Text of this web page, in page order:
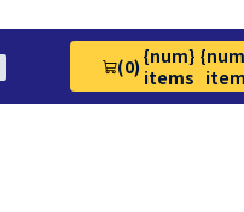
(0)
View Cart 0
{num}
items